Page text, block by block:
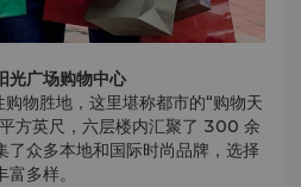
光广场购物中心
物胜地，这里堪称都市的“购物天
方英尺，六层楼内汇聚了 300 余
了众多本地和国际时尚品牌，选择
富多样。